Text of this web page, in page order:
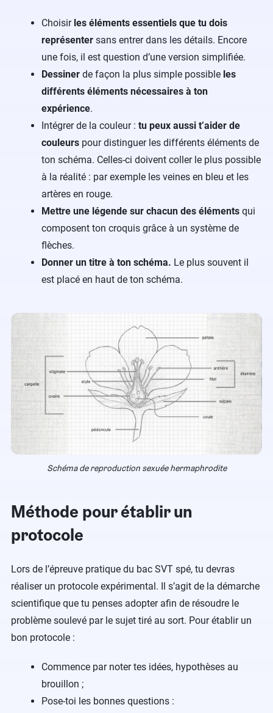
Choisir les éléments essentiels que tu dois
représenter sans entrer dans les détails. Encore
une fois, il est question d’une version simplifiée.
Dessiner de façon la plus simple possible les
différents éléments nécessaires à ton
expérience.
Intégrer de la couleur : tu peux aussi t’aider de
couleurs pour distinguer les différents éléments de
ton schéma. Celles-ci doivent coller le plus possible
à la réalité : par exemple les veines en bleu et les
artères en rouge.
Mettre une légende sur chacun des éléments qui
composent ton croquis grâce à un système de
flèches.
Donner un titre à ton schéma. Le plus souvent il
est placé en haut de ton schéma.
Schéma de reproduction sexuée hermaphrodite
Méthode pour établir un
protocole
Lors de l’épreuve pratique du bac SVT spé, tu devras
réaliser un protocole expérimental. Il s’agit de la démarche
scientifique que tu penses adopter afin de résoudre le
problème soulevé par le sujet tiré au sort. Pour établir un
bon protocole :
Commence par noter tes idées, hypothèses au
brouillon ;
Pose-toi les bonnes questions :